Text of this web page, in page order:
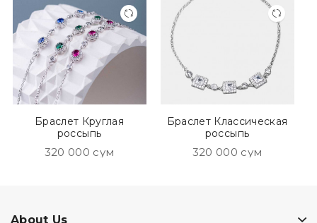
Браслет Круглая
россыпь
320 000 сум
Браслет Классическая
россыпь
320 000 сум
About Us